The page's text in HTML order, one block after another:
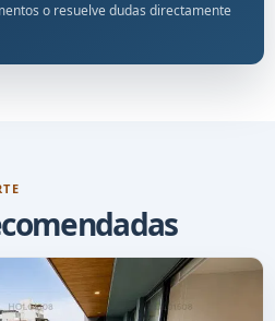
o resuelve dudas directamente